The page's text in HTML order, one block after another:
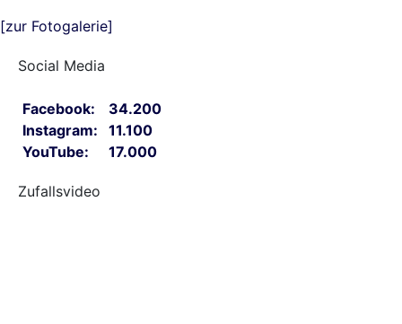
[zur Fotogalerie]
Social Media
Facebook:
34.200
Instagram:
11.100
YouTube:
17.000
Zufallsvideo